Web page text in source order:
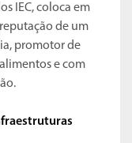
IEC, coloca em
de um
promotor de
e com